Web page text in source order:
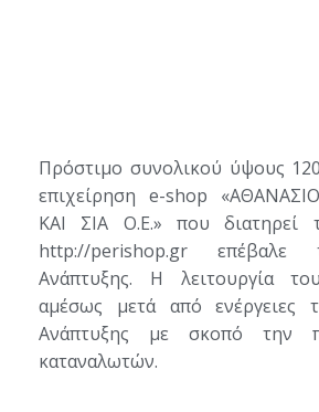
Πρόστιμο συνολικού ύψους
επιχείρηση e-shop
ΚΑΙ ΣΙΑ Ο.Ε.» που διατηρεί
http://perishop.gr επέβαλε
Ανάπτυξης. Η λειτουργία
αμέσως μετά από ενέργειες
Ανάπτυξης με σκοπό την
καταναλωτών.